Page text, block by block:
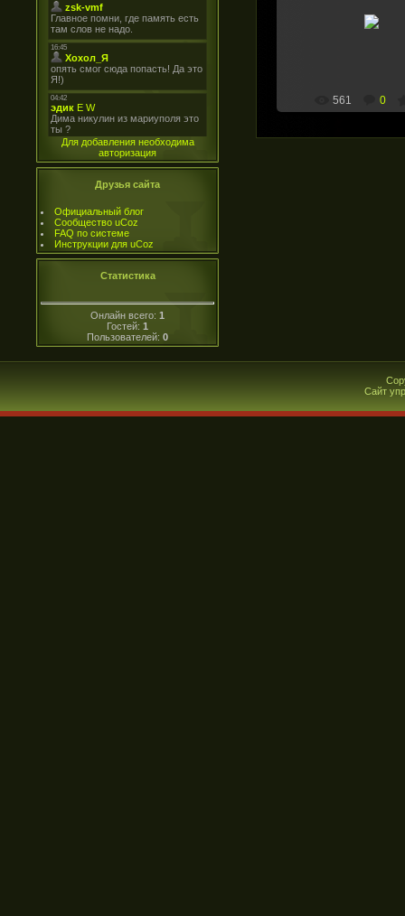
Для добавления необходима
авторизация
Друзья сайта
Официальный блог
Сообщество uCoz
FAQ по системе
Инструкции для uCoz
Статистика
Онлайн всего: 1
Гостей: 1
Пользователей: 0
Митинг в ЦСК
561 0
Сайт